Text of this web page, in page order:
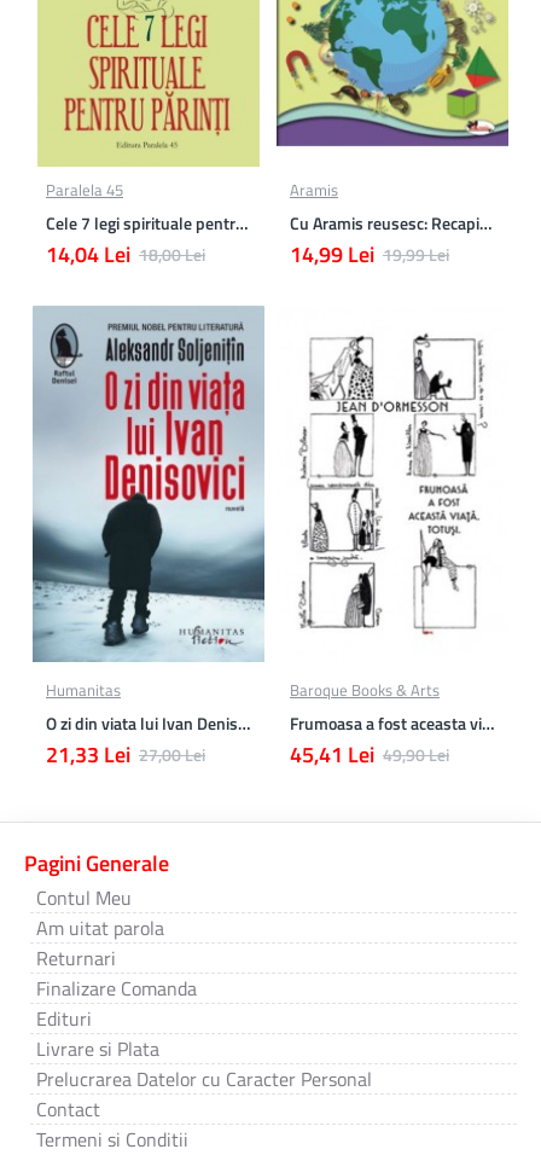
Paralela 45
Cele 7 legi spirituale pentru parinti
14,04 Lei 18,00 Lei
Aramis
Cu Aramis reusesc: Recapitulare si evaluare - Clasa a 3-a (Matematica si Stiinte ale naturii)
14,99 Lei 19,99 Lei
Humanitas
O zi din viata lui Ivan Denisovici
21,33 Lei 27,00 Lei
Baroque Books & Arts
Frumoasa a fost aceasta viata. totusi.
45,41 Lei 49,90 Lei
Pagini Generale
Contul Meu
Am uitat parola
Returnari
Finalizare Comanda
Edituri
Livrare si Plata
Prelucrarea Datelor cu Caracter Personal
Contact
Termeni si Conditii